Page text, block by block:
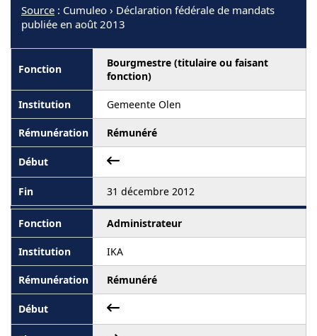
Source : Cumuleo › Déclaration fédérale de mandats
publiée en août 2013
Bourgmestre (titulaire ou faisant
fonction)
Gemeente Olen
Rémunéré
31 décembre 2012
Administrateur
IKA
Rémunéré